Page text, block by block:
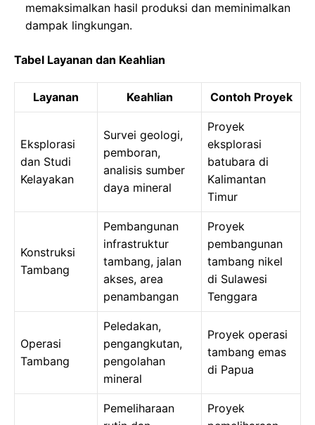
memaksimalkan hasil produksi dan meminimalkan
dampak lingkungan.
Tabel Layanan dan Keahlian
Layanan Keahlian Contoh Proyek
Eksplorasi
dan Studi
Kelayakan
Survei geologi,
pemboran,
analisis sumber
daya mineral
Proyek
eksplorasi
batubara di
Kalimantan
Timur
Konstruksi
Tambang
Pembangunan
infrastruktur
tambang, jalan
akses, area
penambangan
Proyek
pembangunan
tambang nikel
di Sulawesi
Tenggara
Operasi
Tambang
Peledakan,
pengangkutan,
pengolahan
mineral
Proyek operasi
tambang emas
di Papua
Pemeliharaan
Proyek